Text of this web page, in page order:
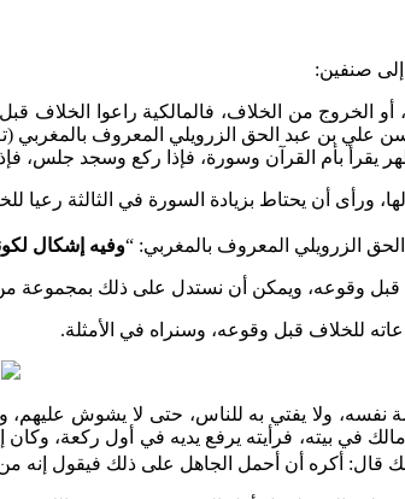
إلى صنفين:
الخروج من الخلاف، فالمالكية راعوا الخلاف
يقرأ بأم القرآن وسورة، فإذا ركع وسجد جلس،
ورأى أن يحتاط بزيادة السورة في الثالثة رعيا
الزرويلي المعروف بالمغربي: “وفيه إشكال
قبل وقوعه، ويمكن أن نستدل على ذلك بمجموعة من
للخلاف قبل وقوعه، وسنراه في الأمثلة.
نفسه، ولا يفتي به للناس، حتى لا يشوش عليهم،
في بيته، فرأيته يرفع يديه في أول ركعة،
قال: أكره أن أحمل الجاهل على ذلك فيقول إنه